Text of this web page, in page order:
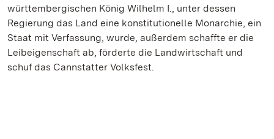
württembergischen König Wilhelm I., unter dessen
Regierung das Land eine konstitutionelle Monarchie, ein
Staat mit Verfassung, wurde, außerdem schaffte er die
Leibeigenschaft ab, förderte die Landwirtschaft und
schuf das Cannstatter Volksfest.